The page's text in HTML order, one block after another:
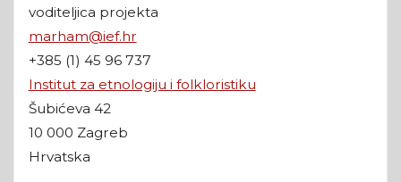
voditeljica projekta
marham@ief.hr
+385 (1) 45 96 737
Institut za etnologiju i folkloristiku
Šubićeva 42
10 000 Zagreb
Hrvatska